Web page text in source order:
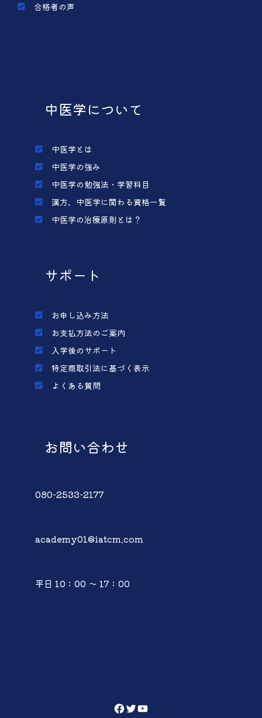
合格者の声
中医学について
中医学とは
中医学の強み
中医学の勉強法・学習科目
漢方、中医学に関わる資格一覧
中医学の治療原則とは？
サポート
お申し込み方法
お支払方法のご案内
入学後のサポート
特定商取引法に基づく表示
よくある質問
お問い合わせ
080-2533-2177
academy01@iatcm.com
平日 10：00 ～ 17：00
Facebook
Twitter
YouTube